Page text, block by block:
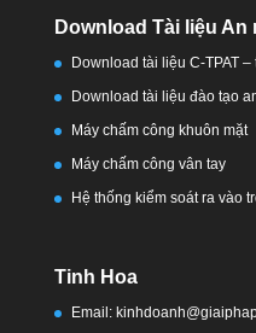
Download Tài liệu An
Download tài liệu C-TPAT
Download tài liệu đào tạo
Máy chấm công khuôn mặt
Máy chấm công vân tay
Hệ thống kiểm soát ra vào
Tinh Hoa
Email: